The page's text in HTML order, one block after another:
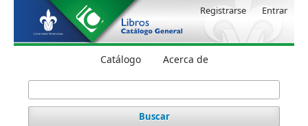
Catálogo Acerca de
Buscar
Registrarse Entrar